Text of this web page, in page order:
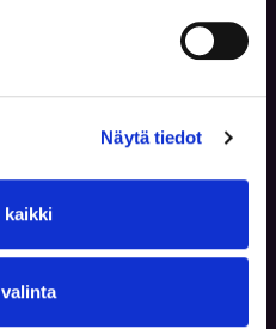
Näytä tiedot
kaikki